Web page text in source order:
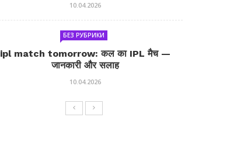
10.04.2026
БЕЗ РУБРИКИ
ipl match tomorrow: कल का IPL मैच —
जानकारी और सलाह
10.04.2026